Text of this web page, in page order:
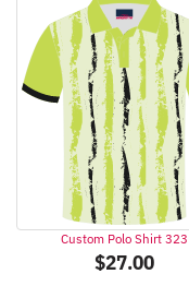
Custom Polo Shirt 323
$27.00